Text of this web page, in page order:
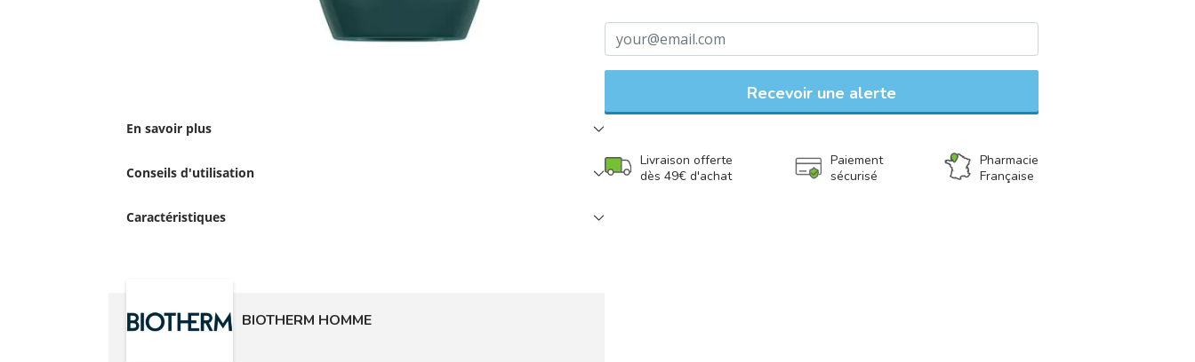
Recevoir une alerte
Livraison offerte
dès 49€ d'achat
Paiement
sécurisé
Pharmacie
Française
En savoir plus
Conseils d'utilisation
Caractéristiques
BIOTHERM HOMME